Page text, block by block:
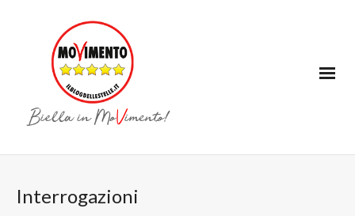
Interrogazioni